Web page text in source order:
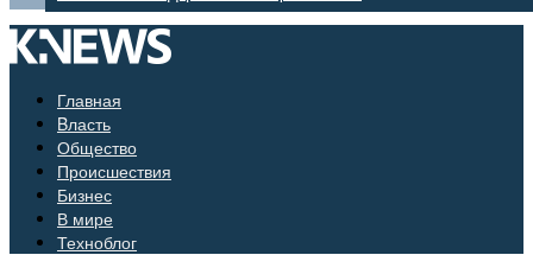
Главная
Bласть
Общество
Происшествия
Бизнес
В мире
Техноблог